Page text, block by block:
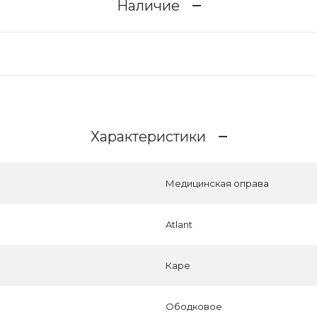
Наличие
Характеристики
Медицинская оправа
Atlant
Каре
Ободковое